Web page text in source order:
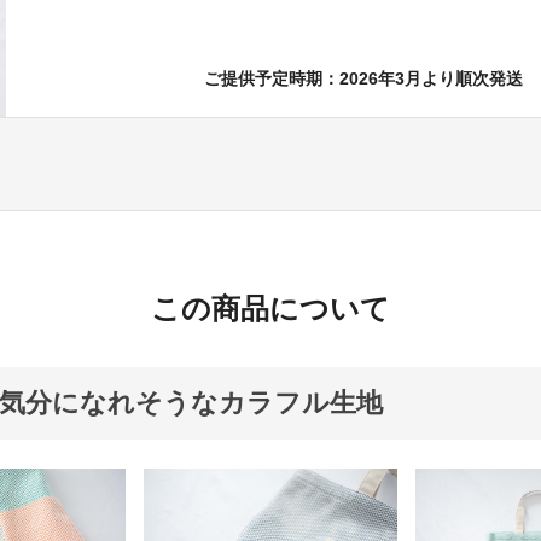
ご提供予定時期：2026年3月より順次発送
この商品について
分になれそうなカラフル生地